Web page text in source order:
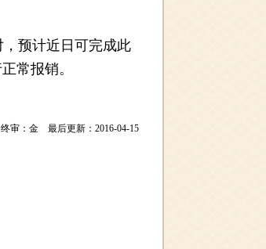
预计近日可完成此
常报销。
审：金 最后更新：2016-04-15